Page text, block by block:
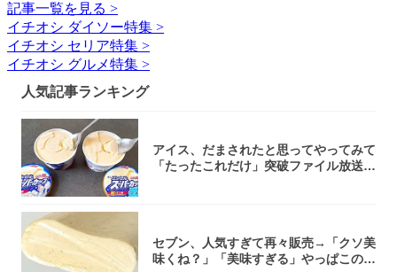
記事一覧を見る >
イチオシ ダイソー特集 >
イチオシ セリア特集 >
イチオシ グルメ特集 >
人気記事ランキング
アイス、だまされたと思ってやってみて
「たったこれだけ」突破ファイル放送で
セブン、人気すぎて再々販売→「クソ美
味くね？」「美味すぎる」やっぱこのク